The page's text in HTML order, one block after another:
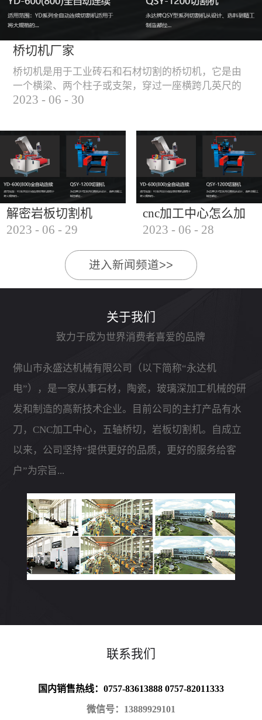
屏，按钮、遥杆集成面
板，操作快速、简便。
桥切机厂家
桥切机是用于工业砖石和石材切割的桥切机，它是由
一个横梁、两个柱子或支架，穿过一座横跨几英尺的
桥而构成，因其形状而得名。随着石材和工业砖石的
是用于实现快速切割大型石材和工业砖石的机器，具
有高效、节能、环保等优点，是现代建筑行业必不可
少的设备之一。但是，如何选择合适的桥切机厂家也
是很多消费者不得不面对的问题。选择一个靠谱的桥
切机厂家，是保证桥切机使用效果和...
2023 - 06 - 30
解密岩板切割机
2023 - 06 - 29
cnc加工中心怎么加
工石材
2023 - 06 - 28
进入新闻频道>>
关于我们
致力于成为世界消费者喜爱的品牌
佛山市永盛达机械有限公司（以下简称“永达机
电”），是一家从事石材，陶瓷，玻璃深加工机械的研
发和制造的高新技术企业。目前公司的主打产品有水
刀，CNC加工中心，五轴桥切，岩板切割机。自成立
以来，公司坚持“提供更好的品质，更好的服务给客
户”为宗旨...
联系我们
国内销售热线：0757-83613888 0757-82011333
微信号：13889929101